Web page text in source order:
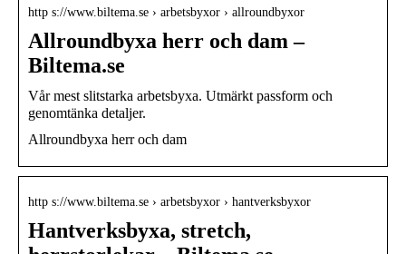
http s://www.biltema.se › arbetsbyxor › allroundbyxor
Allroundbyxa herr och dam –
Biltema.se
Vår mest slitstarka arbetsbyxa. Utmärkt passform och
genomtänka detaljer.
Allroundbyxa herr och dam
http s://www.biltema.se › arbetsbyxor › hantverksbyxor
Hantverksbyxa, stretch,